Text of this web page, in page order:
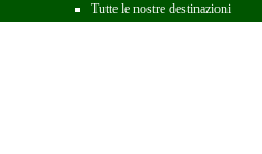
Tutte le nostre destinazioni